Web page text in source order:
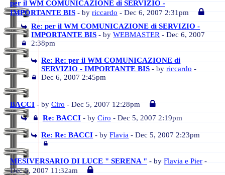
per il WM COMUNICAZIONE di SERVIZIO -
IMPORTANTE BIS - by riccardo - Dec 6, 2007 2:31pm
Re: per il WM COMUNICAZIONE di SERVIZIO -
IMPORTANTE BIS - byWEBMASTER - Dec 6, 2007
2:38pm
Re: Re: per il WM COMUNICAZIONE di
SERVIZIO - IMPORTANTE BIS - byriccardo -
Dec 6, 2007 2:45pm
BACCI - by Ciro - Dec 5, 2007 12:28pm
Re: BACCI - by Ciro - Dec 5, 2007 2:19pm
Re: Re: BACCI - byFlavia - Dec 5, 2007 2:23pm
MESIVERSARIO DI LUCE " SERENA " - by Flavia e Pier -
Dec 5, 2007 11:32am